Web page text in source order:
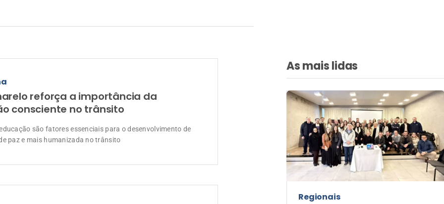
reforça a importância da
consciente no trânsito
são fatores essenciais para o desenvolvimento de
paz e mais humanizada no trânsito
As mais lidas
Regionais